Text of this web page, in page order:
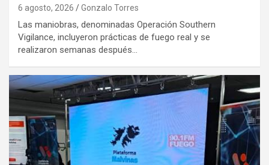
6 agosto, 2026 Gonzalo Torres
Las maniobras, denominadas Operación Southern
Vigilance, incluyeron prácticas de fuego real y se
realizaron semanas después…